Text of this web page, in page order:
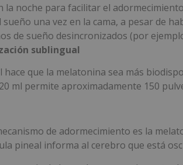
la noche para facilitar el
una vez en la cama, a pesar de
de sueño desincronizados (por
sublingual
que la melatonina sea más
ml permite aproximadamente 150
de adormecimiento es la
pineal informa al cerebro que está